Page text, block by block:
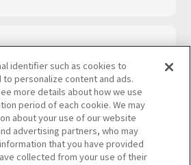
identifier such as cookies to
to personalize content and ads.
more details about how we use
period of each cookie. We may
about your use of our website
advertising partners, who may
that you have provided
collected from your use of their